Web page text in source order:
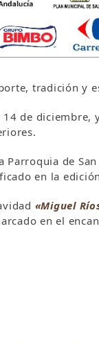
tradición y
de
de
en la
«Miguel
en el